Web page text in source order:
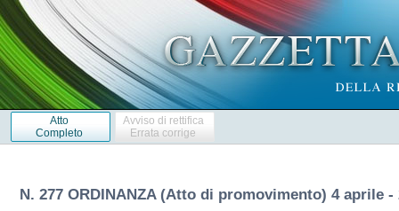
Atto
Completo
Avviso di rettifica
Errata corrige
N. 277 ORDINANZA (Atto di promovimento) 4 aprile -